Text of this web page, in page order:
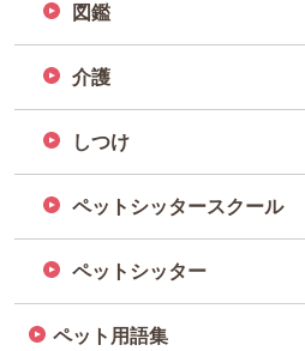
図鑑
介護
しつけ
ペットシッタースクール
ペットシッター
ペット用語集